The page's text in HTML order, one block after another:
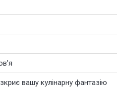
вашу кулінарну фантазію